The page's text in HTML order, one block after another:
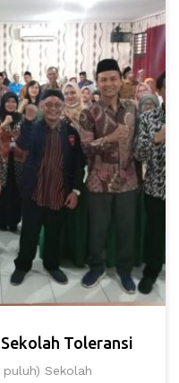
Toleransi
puluh) Sekolah